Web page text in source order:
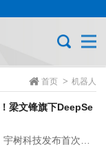
首页 > 机器人
梁文锋旗下DeepSe